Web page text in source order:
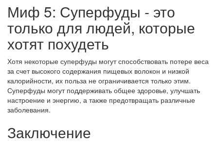
Миф 5: Суперфуды - это
только для людей, которые
хотят похудеть
Хотя некоторые суперфуды могут способствовать потере веса
за счет высокого содержания пищевых волокон и низкой
калорийности, их польза не ограничивается только этим.
Суперфуды могут поддерживать общее здоровье, улучшать
настроение и энергию, а также предотвращать различные
заболевания.
Заключение